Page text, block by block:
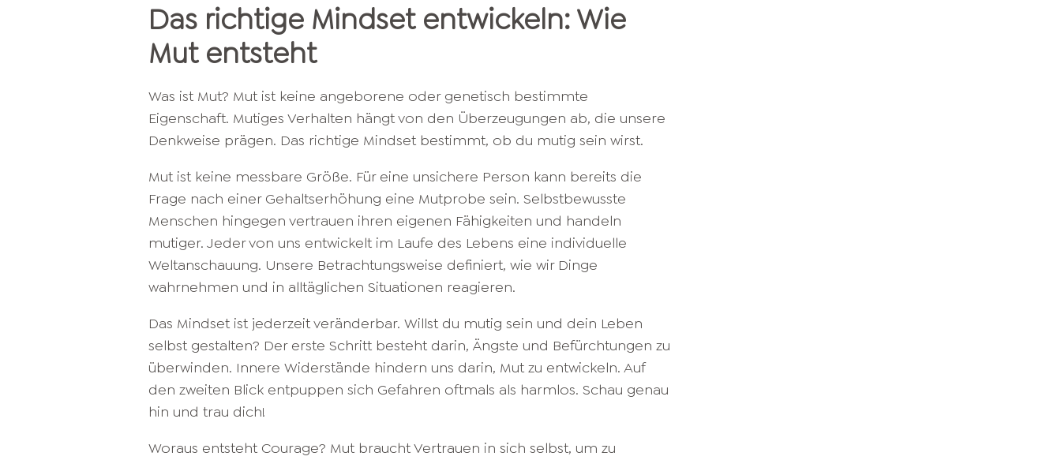
Das richtige Mindset entwickeln: Wie
Mut entsteht
Was ist Mut? Mut ist keine angeborene oder genetisch bestimmte
Eigenschaft. Mutiges Verhalten hängt von den Überzeugungen ab, die unsere
Denkweise prägen. Das richtige Mindset bestimmt, ob du mutig sein wirst.
Mut ist keine messbare Größe. Für eine unsichere Person kann bereits die
Frage nach einer Gehaltserhöhung eine Mutprobe sein. Selbstbewusste
Menschen hingegen vertrauen ihren eigenen Fähigkeiten und handeln
mutiger. Jeder von uns entwickelt im Laufe des Lebens eine individuelle
Weltanschauung. Unsere Betrachtungsweise definiert, wie wir Dinge
wahrnehmen und in alltäglichen Situationen reagieren.
Das Mindset ist jederzeit veränderbar. Willst du mutig sein und dein Leben
selbst gestalten? Der erste Schritt besteht darin, Ängste und Befürchtungen zu
überwinden. Innere Widerstände hindern uns darin, Mut zu entwickeln. Auf
den zweiten Blick entpuppen sich Gefahren oftmals als harmlos. Schau genau
hin und trau dich!
Woraus entsteht Courage? Mut braucht Vertrauen in sich selbst, um zu